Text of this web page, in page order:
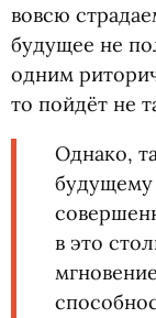
вовсю
будущее не
одним
то пойдёт не
Однако,
будущему
в это